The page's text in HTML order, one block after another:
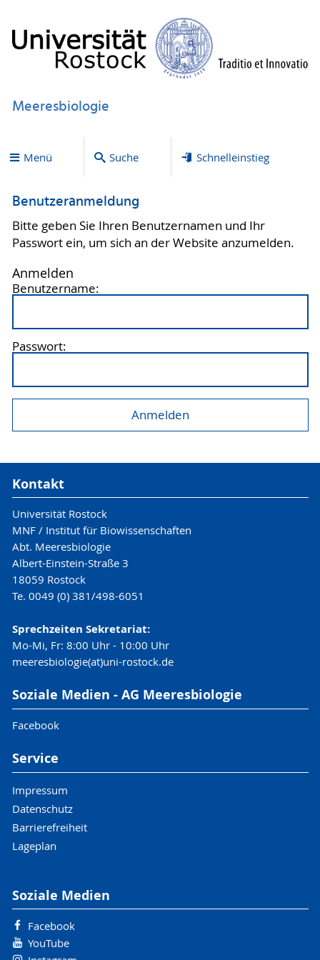
Meeresbiologie
Menü Suche Schnelleinstieg
Benutzeranmeldung
Bitte geben Sie Ihren Benutzernamen und Ihr
Passwort ein, um sich an der Website anzumelden.
Anmelden
Benutzername:
Passwort:
Kontakt
Universität Rostock
MNF / Institut für Biowissenschaften
Abt. Meeresbiologie
Albert-Einstein-Straße 3
18059 Rostock
Te. 0049 (0) 381/498-6051
Sprechzeiten Sekretariat:
Mo-Mi, Fr: 8:00 Uhr - 10:00 Uhr
meeresbiologie(at)uni-rostock.de
Soziale Medien - AG Meeresbiologie
Facebook
Service
Impressum
Datenschutz
Barrierefreiheit
Lageplan
Soziale Medien
Facebook
YouTube